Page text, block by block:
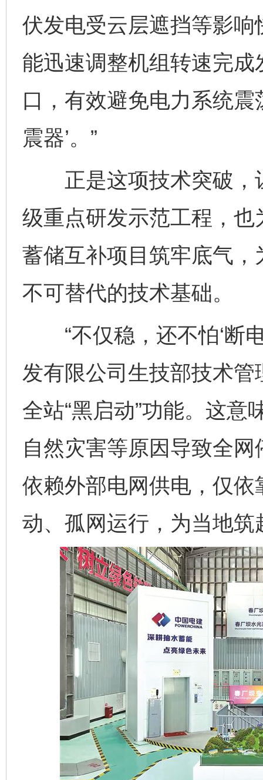
伏发电受云层遮挡等影
能迅速调整机组转速完成
口，有效避免电力系统震
震器’。”
正是这项技术突破，
级重点研发示范工程，
蓄储互补项目筑牢底气
不可替代的技术基础。
“不仅稳，还不怕‘断电
发有限公司生技部技术
全站“黑启动”功能。这
自然灾害等原因导致全
依赖外部电网供电，仅
动、孤网运行，为当地